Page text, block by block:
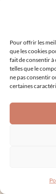
Pour offrir les
que les cookies
fait de consentir à
telles que le
ne pas consentir
certaines
Notre